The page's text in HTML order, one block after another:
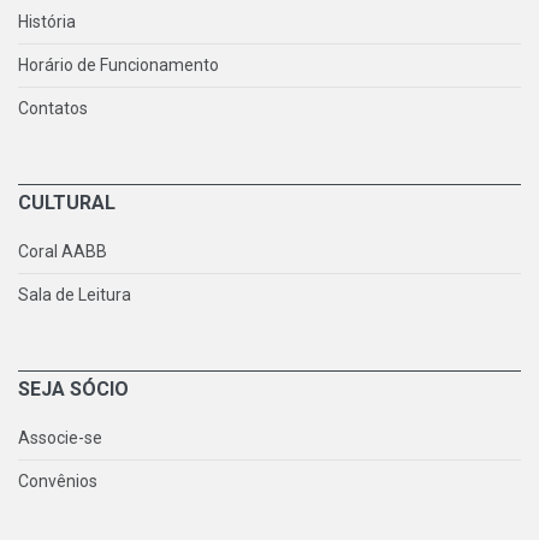
História
Horário de Funcionamento
Contatos
CULTURAL
Coral AABB
Sala de Leitura
SEJA SÓCIO
Associe-se
Convênios